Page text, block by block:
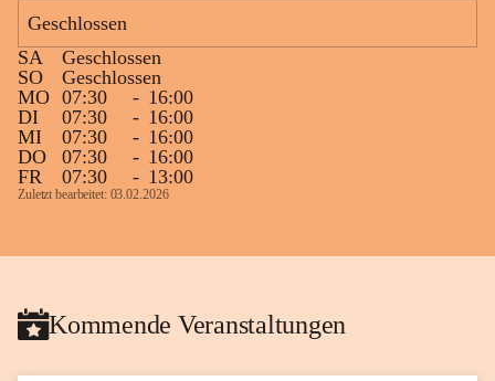
Geschlossen
SA
Geschlossen
SO
Geschlossen
MO 07:30 - 16:00
DI
07:30 - 16:00
MI
07:30 - 16:00
DO
07:30 - 16:00
FR
07:30 - 13:00
Zuletzt bearbeitet: 03.02.2026
Kommende Veranstaltungen